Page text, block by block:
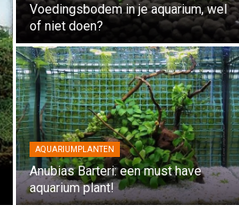
Voedingsbodem in je aquarium, wel
of niet doen?
AQUARIUMPLANTEN
Anubias Barteri: een must have
aquarium plant!